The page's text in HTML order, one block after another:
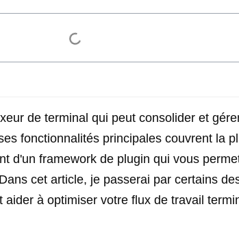
de terminal qui peut consolider et
fonctionnalités principales couvrent la
d'un framework de plugin qui vous
cet article, je passerai par certains
à optimiser votre flux de travail